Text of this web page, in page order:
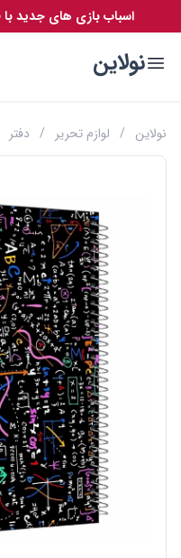
اسباب بازی های جدید
نولاین
نولاین / لوازم تحریر / دفتر